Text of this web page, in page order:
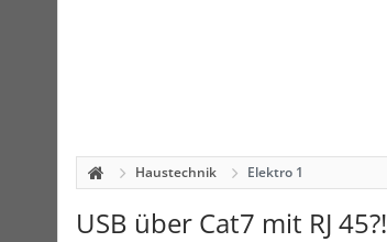
Haustechnik Elektro 1
USB über Cat7 mit RJ 45?!